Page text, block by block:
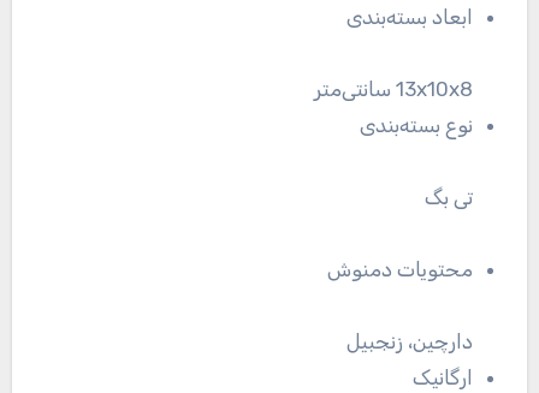
ابعاد بسته‌بندی
13x10x8 سانتی‌متر
نوع بسته‌بندی
تی بگ
محتویات دمنوش
دارچین، زنجبیل
ارگانیک